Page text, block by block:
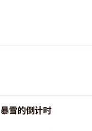
最新
暴雪的倒计时